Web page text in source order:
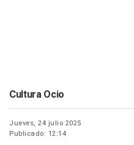
Cultura Ocio
Jueves, 24 julio 2025
Publicado: 12:14